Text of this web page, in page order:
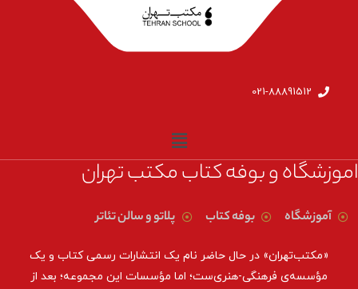
021-88891512
اموزشگاه و بوفه کتاب مکتب تهران
آموزشگاه بوفه کتاب پلاتو و سالن تئاتر
«مکتب‌تهران» در حال حاضر نام یک انتشارات رسمی کتاب و یک
مؤسسه‌ی فرهنگی-هنری‌ست؛ اما مؤسسات این مجموعه؛ بعد از